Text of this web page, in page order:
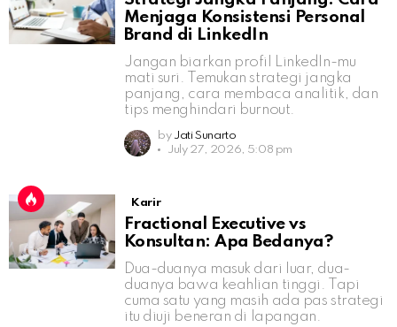
Menjaga Konsistensi Personal
Brand di LinkedIn
Jangan biarkan profil LinkedIn-mu
mati suri. Temukan strategi jangka
panjang, cara membaca analitik, dan
tips menghindari burnout.
by Jati Sunarto
July 27, 2026, 5:08 pm
Karir
Fractional Executive vs
Konsultan: Apa Bedanya?
Dua-duanya masuk dari luar, dua-
duanya bawa keahlian tinggi. Tapi
cuma satu yang masih ada pas strategi
itu diuji beneran di lapangan.